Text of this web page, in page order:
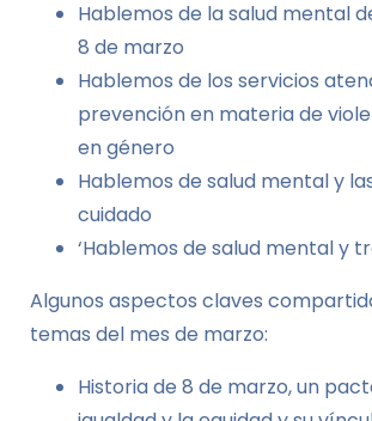
Hablemos de la salud mental
8 de marzo
Hablemos de los servicios
prevención en materia de
en género
Hablemos de salud mental y
cuidado
‘Hablemos de salud mental y
Algunos aspectos claves
temas del mes de marzo:
Historia de 8 de marzo, un